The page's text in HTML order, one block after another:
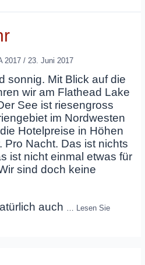
2017/ 23. Juni 2017
sonnig. Mit Blick auf die
wir am Flathead Lake
See ist riesengross
im Nordwesten
Hotelpreise in Höhen
Pro Nacht. Das ist nichts
ist nicht einmal etwas für
sind doch keine
auch … Lesen Sie